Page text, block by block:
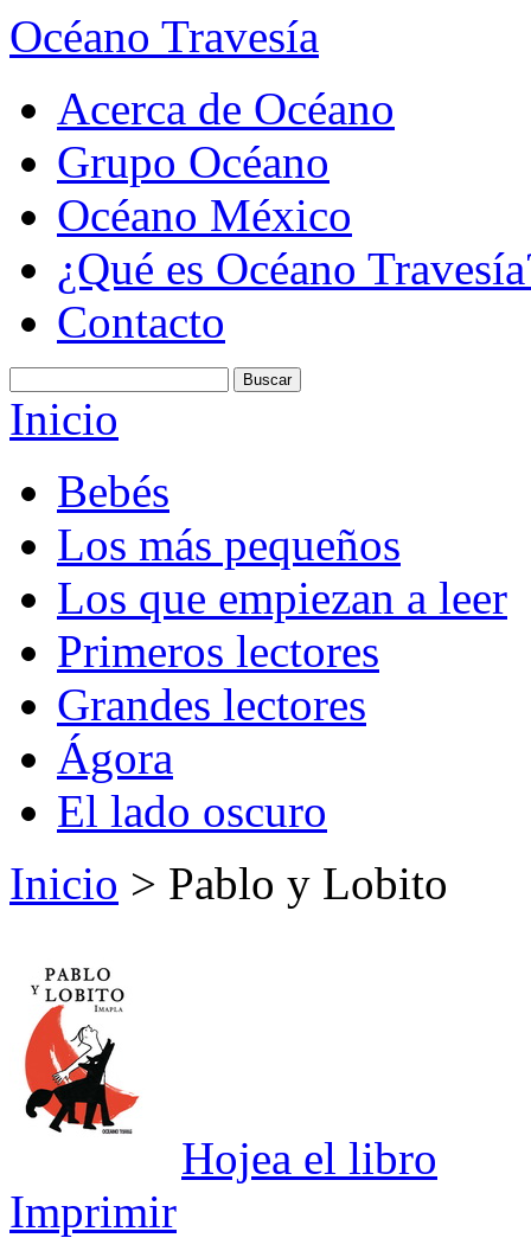
Océano Travesía
Acerca de Océano
Grupo Océano
Océano México
¿Qué es Océano
Contacto
Inicio
Bebés
Los más pequeños
Los que empiezan a leer
Primeros lectores
Grandes lectores
Ágora
El lado oscuro
Inicio > Pablo y Lobito
Hojea el libro
Imprimir